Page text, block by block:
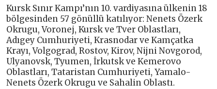
Kursk Sınır Kampı’nın 10. vardiyasına ülkenin 18
bölgesinden 57 gönüllü katılıyor: Nenets Özerk
Okrugu, Voronej, Kursk ve Tver Oblastları,
Adıgey Cumhuriyeti, Krasnodar ve Kamçatka
Krayı, Volgograd, Rostov, Kirov, Nijni Novgorod,
Ulyanovsk, Tyumen, İrkutsk ve Kemerovo
Oblastları, Tataristan Cumhuriyeti, Yamalo-
Nenets Özerk Okrugu ve Sahalin Oblastı.